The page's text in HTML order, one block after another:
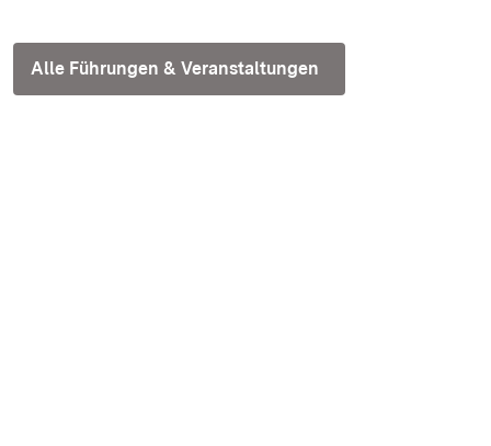
Alle Führungen & Veranstaltungen